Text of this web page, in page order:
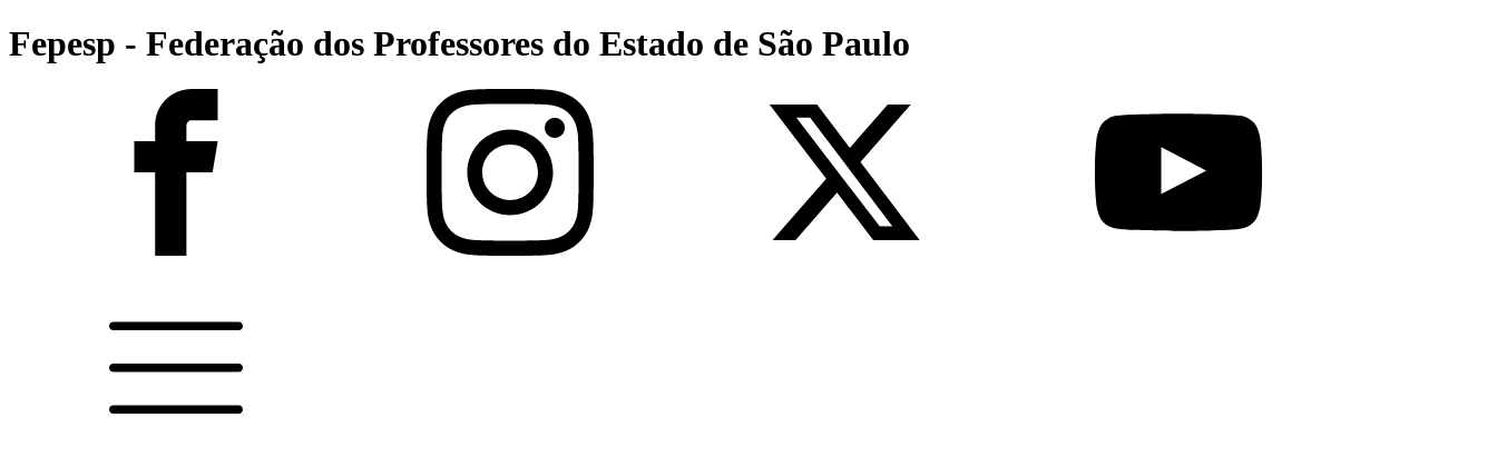
Fepesp - Federação dos Professores do Estado de São Paulo